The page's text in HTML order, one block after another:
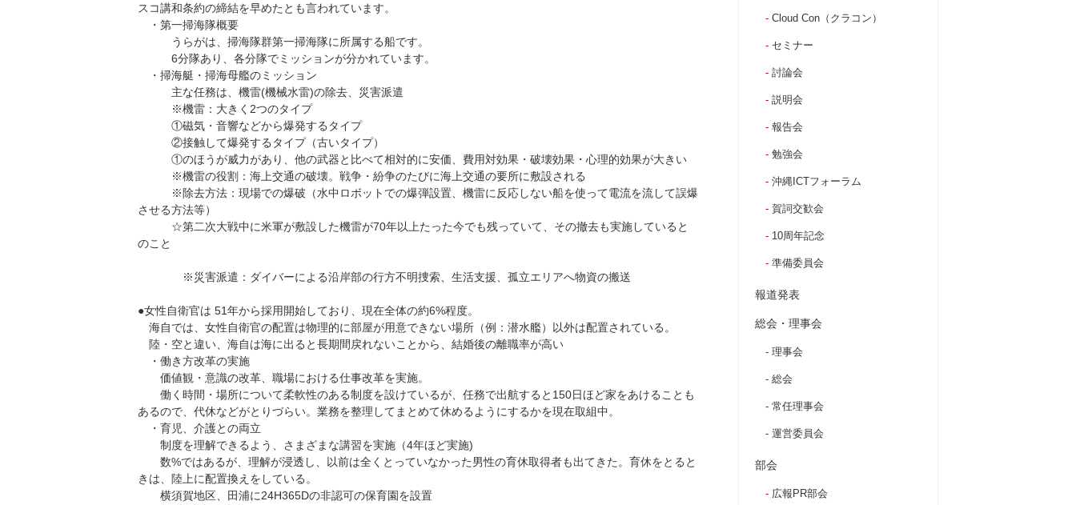
スコ講和条約の締結を早めたとも言われています。
・第一掃海隊概要
うらがは、掃海隊群第一掃海隊に所属する船です。
6分隊あり、各分隊でミッションが分かれています。
・掃海艇・掃海母艦のミッション
主な任務は、機雷(機械水雷)の除去、災害派遣
※機雷：大きく2つのタイプ
①磁気・音響などから爆発するタイプ
②接触して爆発するタイプ（古いタイプ）
①のほうが威力があり、他の武器と比べて相対的に安価、費用対効果・破壊効果・心理的効果が大きい
※機雷の役割：海上交通の破壊。戦争・紛争のたびに海上交通の要所に敷設される
※除去方法：現場での爆破（水中ロボットでの爆弾設置、機雷に反応しない船を使って電流を流して誤爆
させる方法等）
☆第二次大戦中に米軍が敷設した機雷が70年以上たった今でも残っていて、その撤去も実施していると
のこと
※災害派遣：ダイバーによる沿岸部の行方不明捜索、生活支援、孤立エリアへ物資の搬送
●女性自衛官は 51年から採用開始しており、現在全体の約6%程度。
海自では、女性自衛官の配置は物理的に部屋が用意できない場所（例：潜水艦）以外は配置されている。
陸・空と違い、海自は海に出ると長期間戻れないことから、結婚後の離職率が高い
・働き方改革の実施
価値観・意識の改革、職場における仕事改革を実施。
働く時間・場所について柔軟性のある制度を設けているが、任務で出航すると150日ほど家をあけることも
あるので、代休などがとりづらい。業務を整理してまとめて休めるようにするかを現在取組中。
・育児、介護との両立
制度を理解できるよう、さまざまな講習を実施（4年ほど実施)
数%ではあるが、理解が浸透し、以前は全くとっていなかった男性の育休取得者も出てきた。育休をとると
きは、陸上に配置換えをしている。
横須賀地区、田浦に24H365Dの非認可の保育園を設置
Cloud Con（クラコン）
セミナー
討論会
説明会
報告会
勉強会
沖縄ICTフォーラム
賀詞交歓会
10周年記念
準備委員会
報道発表
総会・理事会
理事会
総会
常任理事会
運営委員会
部会
広報PR部会